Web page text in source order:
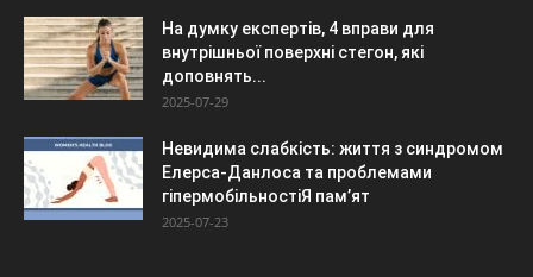
На думку експертів, 4 вправи для
внутрішньої поверхні стегон, які
доповнять...
2025-07-29
Невидима слабкість: життя з синдромом
Елерса-Данлоса та проблемами
гіпермобільностіЯ пам’ят
2025-07-23